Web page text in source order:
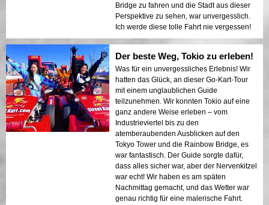
Bridge zu fahren und die Stadt aus dieser
Perspektive zu sehen, war unvergesslich.
Ich werde diese tolle Fahrt nie vergessen!
Der beste Weg, Tokio zu erleben!
Was für ein unvergessliches Erlebnis! Wir
hatten das Glück, an dieser Go-Kart-Tour
mit einem unglaublichen Guide
teilzunehmen. Wir konnten Tokio auf eine
ganz andere Weise erleben – vom
Industrieviertel bis zu den
atemberaubenden Ausblicken auf den
Tokyo Tower und die Rainbow Bridge, es
war fantastisch. Der Guide sorgte dafür,
dass alles sicher war, aber der Nervenkitzel
war echt! Wir haben es am späten
Nachmittag gemacht, und das Wetter war
genau richtig für eine malerische Fahrt.